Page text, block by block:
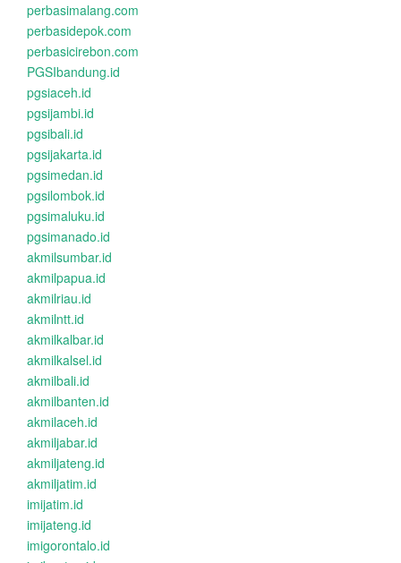
perbasimalang.com
perbasidepok.com
perbasicirebon.com
PGSIbandung.id
pgsiaceh.id
pgsijambi.id
pgsibali.id
pgsijakarta.id
pgsimedan.id
pgsilombok.id
pgsimaluku.id
pgsimanado.id
akmilsumbar.id
akmilpapua.id
akmilriau.id
akmilntt.id
akmilkalbar.id
akmilkalsel.id
akmilbali.id
akmilbanten.id
akmilaceh.id
akmiljabar.id
akmiljateng.id
akmiljatim.id
imijatim.id
imijateng.id
imigorontalo.id